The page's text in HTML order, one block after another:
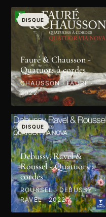
DISQUE
Fauré & Chausson -
Quatuors à cordes
CHAUSSON · FAURÉ ·
2022
DISQUE
Debussy, Ravel &
Roussel - Quatuors à
cordes
ROUSSEL · DEBUSSY ·
RAVEL · 2022